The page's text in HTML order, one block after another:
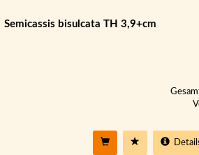
Semicassis bisulcata TH 3,9+cm